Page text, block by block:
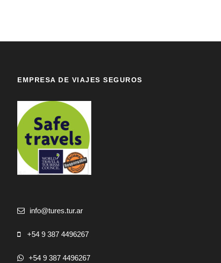
EMPRESA DE VIAJES SEGUROS
info@tures.tur.ar
+54 9 387 4496267
+54 9 387 4496267